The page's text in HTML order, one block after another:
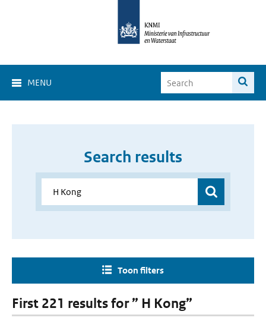
MENU
Search results
Toon filters
First 221 results for ” H Kong”